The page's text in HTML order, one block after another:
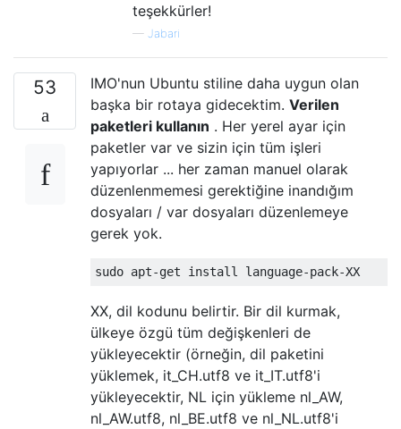
teşekkürler!
— Jabari
53
IMO'nun Ubuntu stiline daha uygun olan
başka bir rotaya gidecektim. Verilen
paketleri kullanın . Her yerel ayar için
paketler var ve sizin için tüm işleri
yapıyorlar ... her zaman manuel olarak
düzenlenmemesi gerektiğine inandığım
dosyaları / var dosyaları düzenlemeye
gerek yok.
XX, dil kodunu belirtir. Bir dil kurmak,
ülkeye özgü tüm değişkenleri de
yükleyecektir (örneğin, dil paketini
yüklemek, it_CH.utf8 ve it_IT.utf8'i
yükleyecektir, NL için yükleme nl_AW,
nl_AW.utf8, nl_BE.utf8 ve nl_NL.utf8'i